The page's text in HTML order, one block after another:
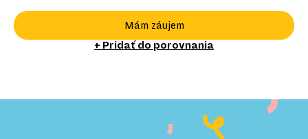
Mám záujem
+ Pridať do porovnania